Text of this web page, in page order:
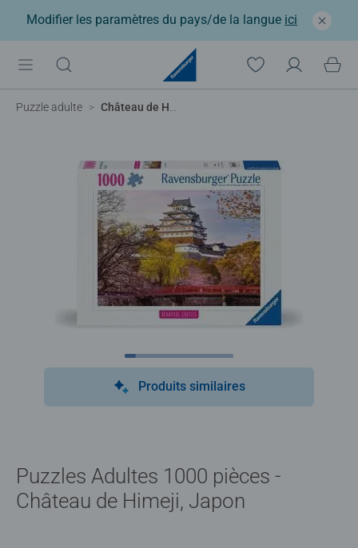
Modifier les paramètres du pays/de la langue ici
Puzzle adulte Château de Himeji, Japon
Produits similaires
Puzzles Adultes 1000 pièces -
Château de Himeji, Japon